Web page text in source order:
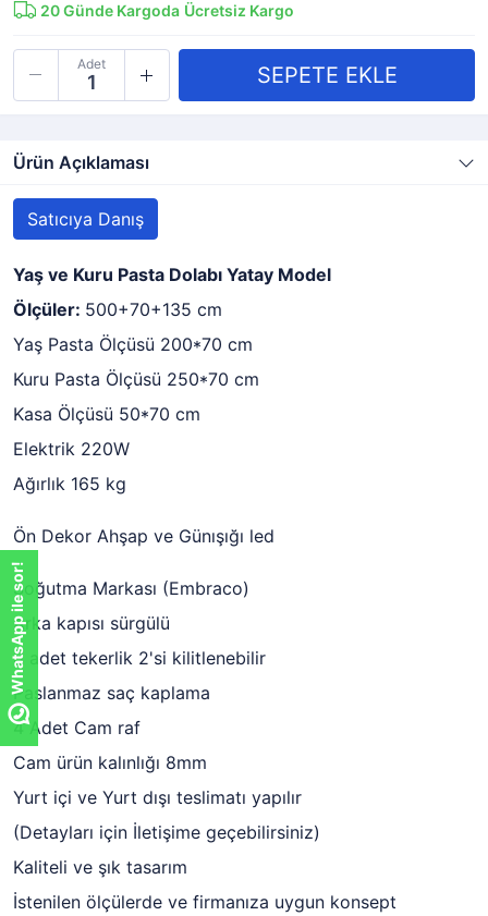
20Günde Kargoda Ücretsiz Kargo
Adet
Ürün Açıklaması
Satıcıya Danış
Yaş ve Kuru Pasta Dolabı Yatay Model
Ölçüler: 500+70+135 cm
Yaş Pasta Ölçüsü 200*70 cm
Kuru Pasta Ölçüsü 250*70 cm
Kasa Ölçüsü 50*70 cm
Elektrik 220W
Ağırlık 165 kg
Ön Dekor Ahşap ve Günışığı led
Soğutma Markası (Embraco)
Arka kapısı sürgülü
8 adet tekerlik 2'si kilitlenebilir
Paslanmaz saç kaplama
4 Adet Cam raf
Cam ürün kalınlığı 8mm
Yurt içi ve Yurt dışı teslimatı yapılır
(Detayları için İletişime geçebilirsiniz)
Kaliteli ve şık tasarım
İstenilen ölçülerde ve firmanıza uygun konsept
WhatsApp ile sor!